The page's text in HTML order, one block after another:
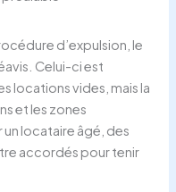
d’expulsion, le
Celui-ci est
locations vides, mais la
et les zones
locataire âgé, des
accordés pour tenir